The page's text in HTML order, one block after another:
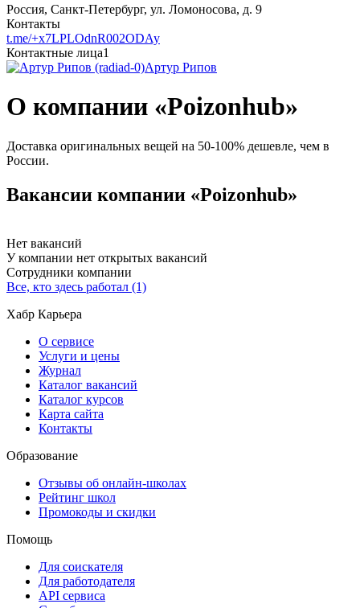
Россия, Санкт-Петербург, ул. Ломоносова, д. 9
Контакты
t.me/+x7LPLOdnR002ODAy
Контактные лица1
Артур Рипов
О компании «Poizonhub»
Доставка оригинальных вещей на 50-100% дешевле, чем в
России.
Вакансии компании «Poizonhub»
Нет вакансий
У компании нет открытых вакансий
Сотрудники компании
Все, кто здесь работал (1)
Хабр Карьера
О сервисе
Услуги и цены
Журнал
Каталог вакансий
Каталог курсов
Карта сайта
Контакты
Образование
Отзывы об онлайн-школах
Рейтинг школ
Промокоды и скидки
Помощь
Для соискателя
Для работодателя
API сервиса